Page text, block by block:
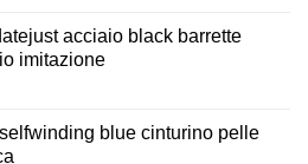
acciaio black barrette
imitazione
blue cinturino pelle